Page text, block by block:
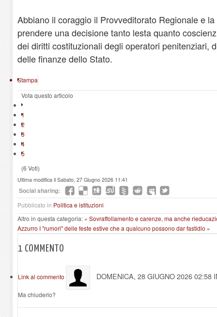
Abbiano il coraggio il Provveditorato Regionale e
prendere una decisione tanto lesta quanto
dei diritti costituzionali degli operatori penitenziari,
delle finanze dello Stato.
Stampa
Vota questo articolo
1
2
3
4
5
(6 Voti)
Ultima modifica il Sabato, 27 Giugno 2026 11:41
Social sharing:
Pubblicato in Politica e istituzioni
Altro in questa categoria: « Sovraffollamento e carenze, ma anche
Azzurro I "rumori" delle feste estive che a qualcuno possono dar fastidio »
1 COMMENTO
Link al commento DOMENICA, 28 GIUGNO 2026 02:58
Ma chiuderlo?